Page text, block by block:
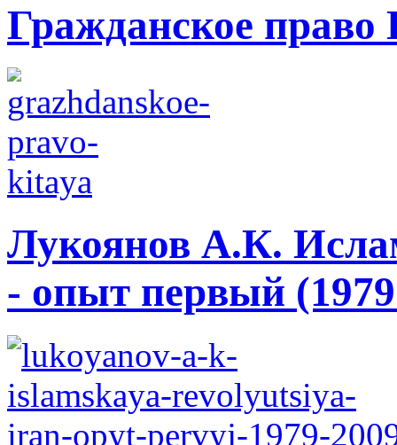
Гражданское право
Лукоянов А.К.
- опыт первый